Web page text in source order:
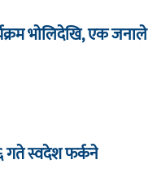
भाेलिदेखि, एक जनाले
गते स्वदेश फर्कने